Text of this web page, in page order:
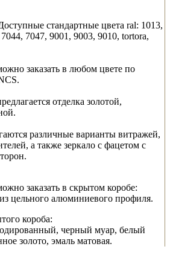
стандартные цвета ral: 1013,
7047, 9001, 9003, 9010, tortora,
заказать в любом цвете по
отделка золотой,
различные варианты витражей,
а также зеркало с фацетом с
заказать в скрытом коробе:
цельного алюминиевого профиля.
короба:
черный муар, белый
золото, эмаль матовая.